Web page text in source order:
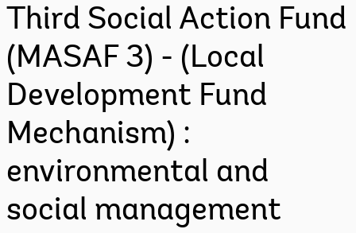
Third Social Action Fund
(MASAF 3) - (Local
Development Fund
Mechanism) :
environmental and
social management